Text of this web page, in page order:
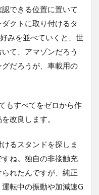
できる位置に置いて
クトに取り付けるタ
みを並べていくと、世
て、アマゾンだろう
だろうが、車載用の
もすべてをゼロから作
改良します。
るスタンドを探しま
ね。独自の非接触充
れたんですが、純正
転中の振動や加減速G